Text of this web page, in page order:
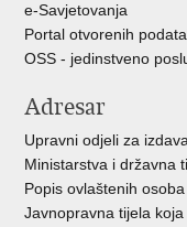
e-Savjetovanja
Portal otvorenih
OSS - jedinstveno
Adresar
Upravni odjeli za
Ministarstva i državna
Popis ovlaštenih
Javnopravna tijela